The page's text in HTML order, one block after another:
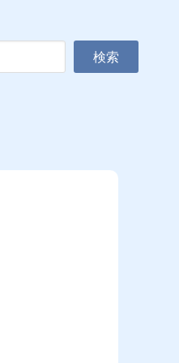
検索